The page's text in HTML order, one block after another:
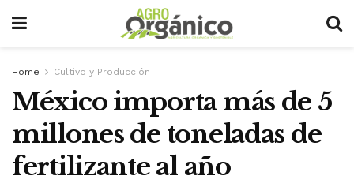
Home Cultivo y Producción
México importa más de 5
millones de toneladas de
fertilizante al año